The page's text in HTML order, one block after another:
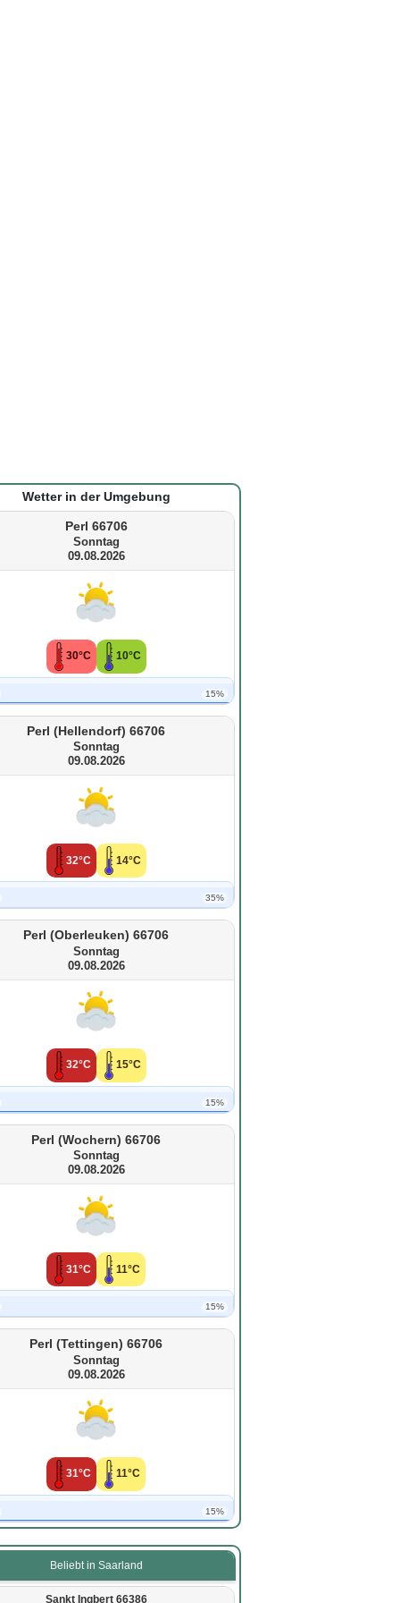
Wetter in der Umgebung
Perl 66706
Sonntag
09.08.2026
30°C 10°C
15%
Perl (Hellendorf) 66706
Sonntag
09.08.2026
32°C 14°C
35%
Perl (Oberleuken) 66706
Sonntag
09.08.2026
32°C 15°C
15%
Perl (Wochern) 66706
Sonntag
09.08.2026
31°C 11°C
15%
Perl (Tettingen) 66706
Sonntag
09.08.2026
31°C 11°C
15%
Beliebt in Saarland
Sankt Ingbert 66386